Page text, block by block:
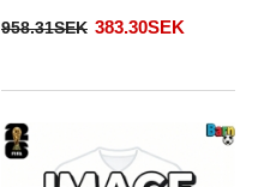
958.31SEK 383.30SEK